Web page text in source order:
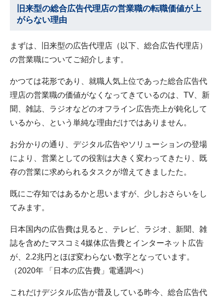
旧来型の総合広告代理店の営業職の転職価値が上
がらない理由
まずは、旧来型の広告代理店（以下、総合広告代理店）
の営業職についてご紹介します。
かつては花形であり、就職人気上位であった総合広告代
理店の営業職の価値がなくなってきているのは、TV、新
聞、雑誌、ラジオなどのオフライン広告売上が鈍化して
いるから、という単純な理由だけではありません。
お分かりの通り、デジタル広告やソリューションの登場
により、営業としての役割は大きく変わってきたり、既
存の営業に求められるタスクが増えてきましたた。
既にご存知ではあるかと思いますが、少しおさらいをし
てみます。
日本国内の広告費は見ると、テレビ、ラジオ、新聞、雑
誌を含めたマスコミ4媒体広告費とインターネット広告
が、2.2兆円とほぼ変わらない数字となっています。
（2020年 「日本の広告費」電通調べ）
これだけデジタル広告が普及している昨今、総合広告代